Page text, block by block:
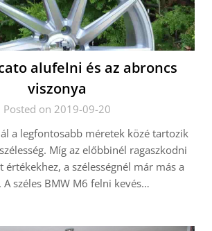
alufelni és az abroncs
viszonya
Posted on 2019-09-20
a legfontosabb méretek közé tartozik
Míg az előbbinél ragaszkodni
értékekhez, a szélességnél már más a
A széles BMW M6 felni kevés…